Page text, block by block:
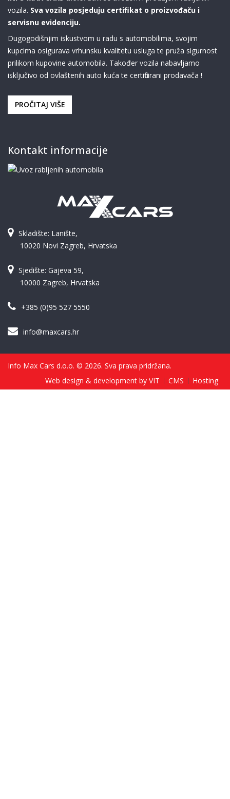
vozila. Sva vozila posjeduju certifikat o proizvođaču i
servisnu evidenciju.
Dugogodišnjim iskustvom u radu s automobilima, svojim
kupcima osigurava vrhunsku kvalitetu usluga te pruža sigurnost
prilikom kupovine automobila. Također vozila nabavljamo
isključivo od ovlaštenih auto kuća te certificirani prodavača !
PROČITAJ VIŠE
Kontakt informacije
Skladište: Lanište,
10020 Novi Zagreb, Hrvatska
Sjedište: Gajeva 59,
10000 Zagreb, Hrvatska
+385 (0)95 527 5550
info@maxcars.hr
Info Max Cars d.o.o. © 2026. Sva prava pridržana.
Web design & development by VIT
CMS Hosting